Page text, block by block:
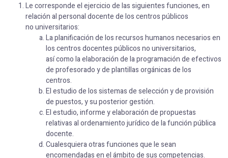
Le corresponde el ejercicio de las siguientes funciones, en
relación al personal docente de los centros públicos
no universitarios:
La planificación de los recursos humanos necesarios en
los centros docentes públicos no universitarios,
así como la elaboración de la programación de efectivos
de profesorado y de plantillas orgánicas de los
centros.
El estudio de los sistemas de selección y de provisión
de puestos, y su posterior gestión.
El estudio, informe y elaboración de propuestas
relativas al ordenamiento jurídico de la función pública
docente.
Cualesquiera otras funciones que le sean
encomendadas en el ámbito de sus competencias.